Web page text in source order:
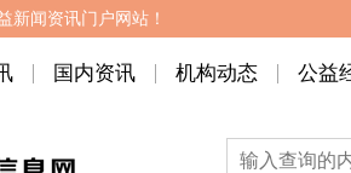
新闻资讯门户网站！
国内资讯 机构动态 公益